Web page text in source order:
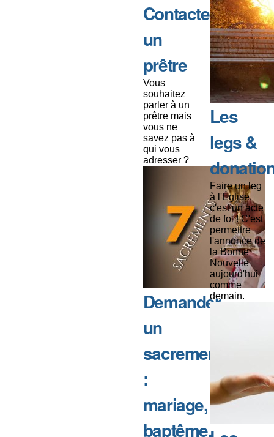
Contacter
un
prêtre
Vous
souhaitez
parler à un
prêtre mais
vous ne
savez pas à
qui vous
adresser ?
Demander
un
sacrement
:
mariage,
baptême,
Les
legs &
Faire un leg
à l'Église,
c'est un acte
de foi ! C'est
permettre
l'annonce de
la Bonne
Nouvelle
aujourd'hui
comme
demain.